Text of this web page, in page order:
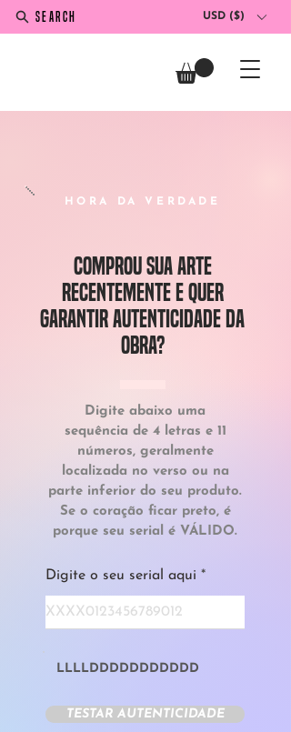
SEARCH USD ($)
HORA DA VERDADE
comprou sua arte
recentemente e quer
garantir autenticidade da
obra?
Digite abaixo uma
sequência de 4 letras e 11
números, geralmente
localizada no verso ou na
parte inferior do seu produto.
Se o coração ficar preto, é
porque seu serial é VÁLIDO.
Digite o seu serial aqui
LLLLDDDDDDDDDDD​
TESTAR AUTENTICIDADE